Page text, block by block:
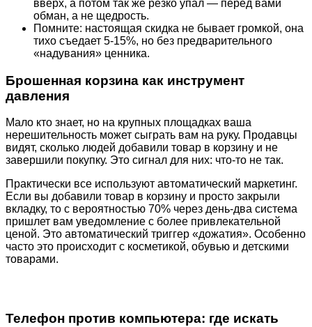
вверх, а потом так же резко упал — перед вами
обман, а не щедрость.
Помните: настоящая скидка не бывает громкой, она
тихо съедает 5-15%, но без предварительного
«надувания» ценника.
Брошенная корзина как инструмент
давления
Мало кто знает, но на крупных площадках ваша
нерешительность может сыграть вам на руку. Продавцы
видят, сколько людей добавили товар в корзину и не
завершили покупку. Это сигнал для них: что-то не так.
Практически все используют автоматический маркетинг.
Если вы добавили товар в корзину и просто закрыли
вкладку, то с вероятностью 70% через день-два система
пришлет вам уведомление с более привлекательной
ценой. Это автоматический триггер «дожатия». Особенно
часто это происходит с косметикой, обувью и детскими
товарами.
Телефон против компьютера: где искать